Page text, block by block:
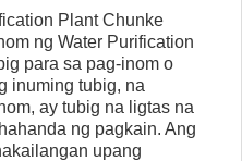
Plant Chunke
ng Water Purification
para sa pag-inom o
inuming tubig, na
ay tubig na ligtas na
ng pagkain. Ang
upang